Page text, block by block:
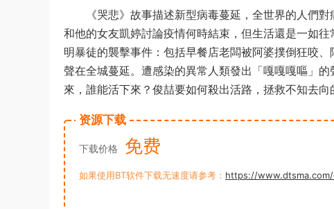
《哭悲》故事描述新型病毒蔓延，全世界的人們對
和他的女友凱婷討論疫情何時結束，但生活還是一如
明暴徒的襲擊事件：包括早餐店老闆被阿婆撲倒狂咬
聲在全城蔓延。遭感染的異常人類發出「嘎嘎嘎嘔」
來，誰能活下來？俊喆要如何殺出活路，拯救不知去向
资源下载
下载价格 免费
如果使用BT软件下载无速度请参考： https://